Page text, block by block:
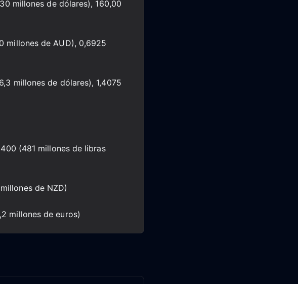
millones de dólares), 160,00
millones de AUD), 0,6925
millones de dólares), 1,4075
(481 millones de libras
de NZD)
millones de euros)